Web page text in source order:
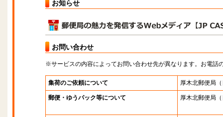
お知らせ
お問い合わせ
※サービスの内容によってお問い合わせ先が異なります。お電話
集荷のご依頼について 厚木北郵便局
郵便・ゆうパック等について 厚木北郵便局